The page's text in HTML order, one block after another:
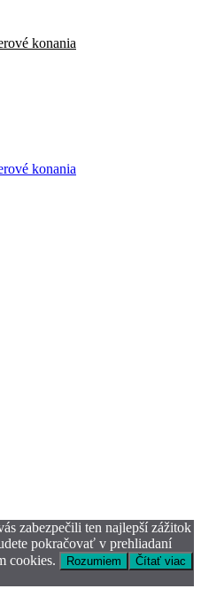
konania
konania
zabezpečili ten najlepší zážitok
pokračovať v prehliadaní
cookies.
Rozumiem Čítať viac